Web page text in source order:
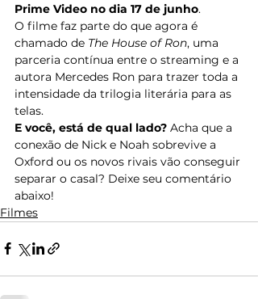
Prime Video no dia 17 de junho.
O filme faz parte do que agora é
chamado de The House of Ron, uma
parceria contínua entre o streaming e a
autora Mercedes Ron para trazer toda a
intensidade da trilogia literária para as
telas.
E você, está de qual lado? Acha que a
conexão de Nick e Noah sobrevive a
Oxford ou os novos rivais vão conseguir
separar o casal? Deixe seu comentário
abaixo!
Filmes